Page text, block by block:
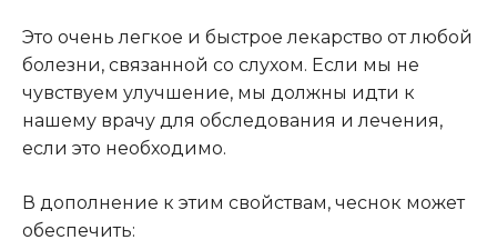
Это очень легкое и быстрое лекарство от любой
болезни, связанной со слухом. Если мы не
чувствуем улучшение, мы должны идти к
нашему врачу для обследования и лечения,
если это необходимо.
В дополнение к этим свойствам, чеснок может
обеспечить: